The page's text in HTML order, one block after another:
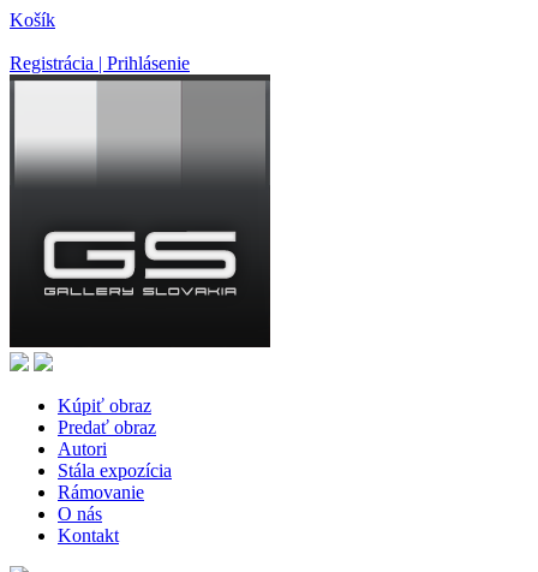
Košík
Registrácia | Prihlásenie
Kúpiť obraz
Predať obraz
Autori
Stála expozícia
Rámovanie
O nás
Kontakt